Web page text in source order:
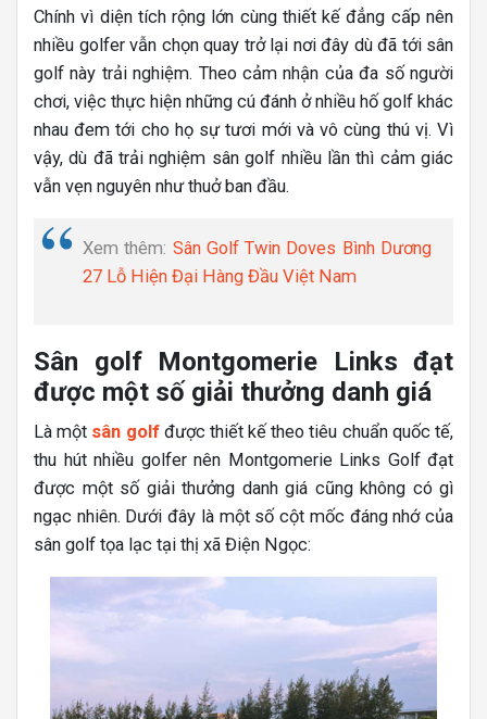
Chính vì diện tích rộng lớn cùng thiết kế đẳng cấp nên
nhiều golfer vẫn chọn quay trở lại nơi đây dù đã tới sân
golf này trải nghiệm. Theo cảm nhận của đa số người
chơi, việc thực hiện những cú đánh ở nhiều hố golf khác
nhau đem tới cho họ sự tươi mới và vô cùng thú vị. Vì
vậy, dù đã trải nghiệm sân golf nhiều lần thì cảm giác
vẫn vẹn nguyên như thuở ban đầu.
Xem thêm: Sân Golf Twin Doves Bình Dương
27 Lỗ Hiện Đại Hàng Đầu Việt Nam
Sân golf Montgomerie Links đạt
được một số giải thưởng danh giá
Là một sân golfđược thiết kế theo tiêu chuẩn quốc tế,
thu hút nhiều golfer nên Montgomerie Links Golf đạt
được một số giải thưởng danh giá cũng không có gì
ngạc nhiên. Dưới đây là một số cột mốc đáng nhớ của
sân golf tọa lạc tại thị xã Điện Ngọc: